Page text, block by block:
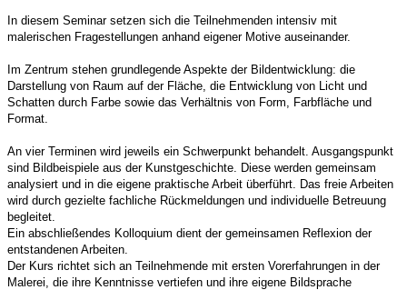
In diesem Seminar setzen sich die Teilnehmenden intensiv mit
malerischen Fragestellungen anhand eigener Motive auseinander.
Im Zentrum stehen grundlegende Aspekte der Bildentwicklung: die
Darstellung von Raum auf der Fläche, die Entwicklung von Licht und
Schatten durch Farbe sowie das Verhältnis von Form, Farbfläche und
Format.
An vier Terminen wird jeweils ein Schwerpunkt behandelt. Ausgangspunkt
sind Bildbeispiele aus der Kunstgeschichte. Diese werden gemeinsam
analysiert und in die eigene praktische Arbeit überführt. Das freie Arbeiten
wird durch gezielte fachliche Rückmeldungen und individuelle Betreuung
begleitet.
Ein abschließendes Kolloquium dient der gemeinsamen Reflexion der
entstandenen Arbeiten.
Der Kurs richtet sich an Teilnehmende mit ersten Vorerfahrungen in der
Malerei, die ihre Kenntnisse vertiefen und ihre eigene Bildsprache